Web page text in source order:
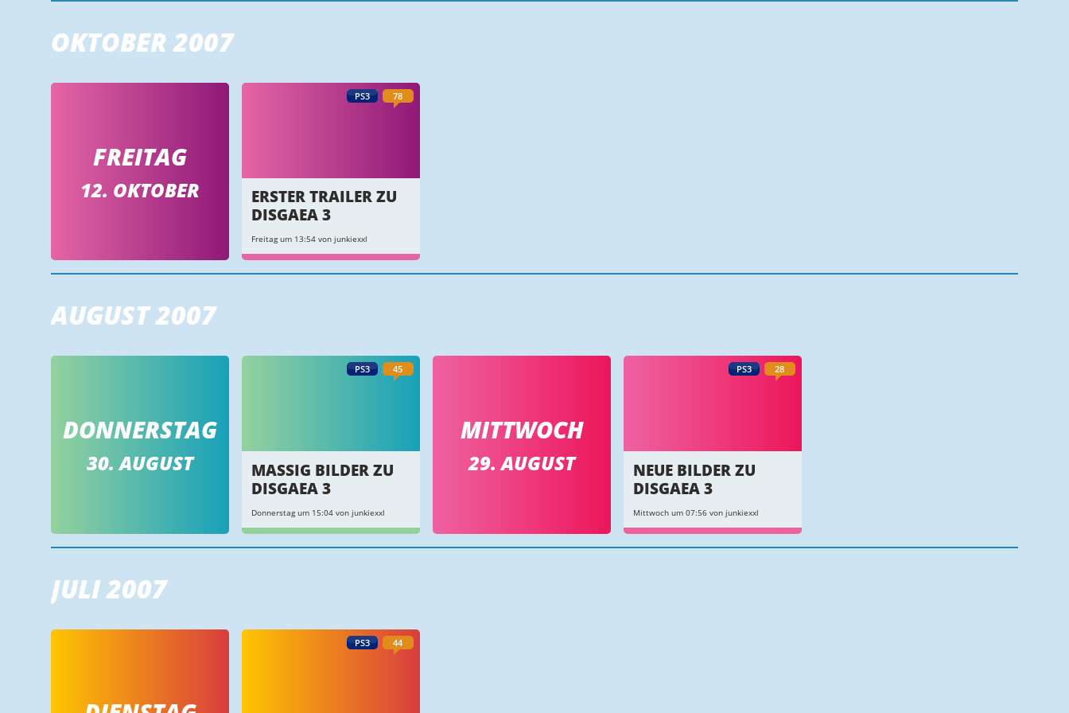
OKTOBER 2007
FREITAG
12. OKTOBER
PS3 78
ERSTER TRAILER ZU
DISGAEA 3
Freitag um 13:54 von junkiexxl
AUGUST 2007
DONNERSTAG
30. AUGUST
PS3 45
MASSIG BILDER ZU
DISGAEA 3
Donnerstag um 15:04 von junkiexxl
MITTWOCH
29. AUGUST
PS3 28
NEUE BILDER ZU
DISGAEA 3
Mittwoch um 07:56 von junkiexxl
JULI 2007
PS3 44